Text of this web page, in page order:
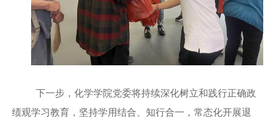
下一步，化学学院党委将持续深化树立和践行正确政
绩观学习教育，坚持学用结合、知行合一，常态化开展退